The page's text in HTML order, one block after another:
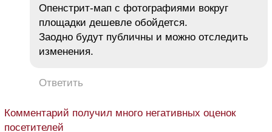
Опенстрит-мап с фотографиями вокруг
площадки дешевле обойдется.
Заодно будут публичны и можно отследить
изменения.
Ответить
Комментарий получил много негативных оценок
посетителей